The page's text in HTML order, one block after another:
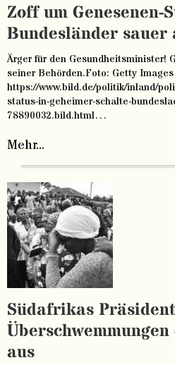
Zoff um Genesenen-
Bundesländer
Ärger für den Gesundheitsminister!
seiner Behörden.Foto: Getty Images
https://www.bild.de/politik/inland/
status-in-geheimer-schalte-
78890032.bild.html…
Mehr...
Südafrikas
aus